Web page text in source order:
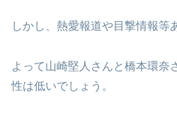
しかし、熱愛報道や目撃情報等
よって山崎堅人さんと橋本環奈
性は低いでしょう。